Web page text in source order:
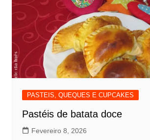
PASTEIS, QUEQUES E CUPCAKES
Pastéis de batata doce
Fevereiro 8, 2026